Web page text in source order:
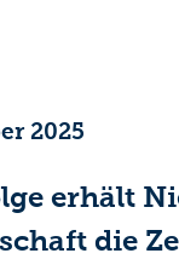
2025
erhält
die